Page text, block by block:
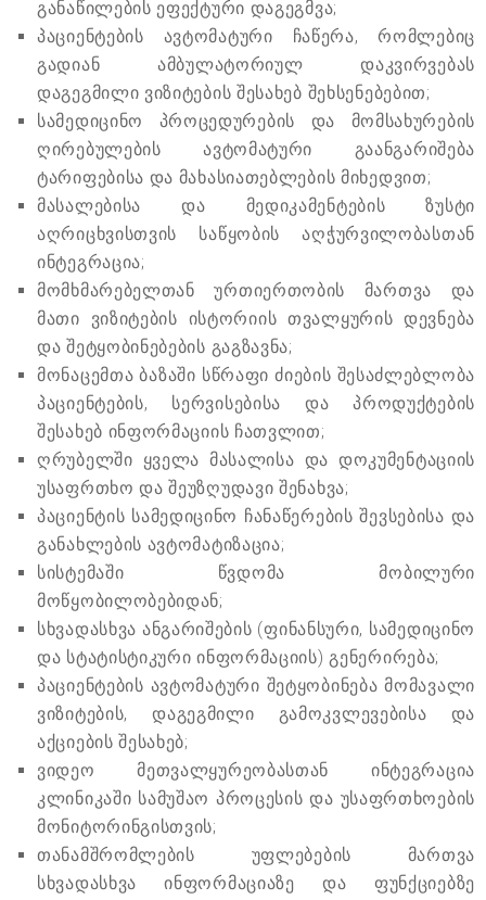
განაწილების ეფექტური დაგეგმვა;
პაციენტების ავტომატური ჩაწერა, რომლებიც
გადიან ამბულატორიულ დაკვირვებას
დაგეგმილი ვიზიტების შესახებ შეხსენებებით;
სამედიცინო პროცედურების და მომსახურების
ღირებულების ავტომატური გაანგარიშება
ტარიფებისა და მახასიათებლების მიხედვით;
მასალებისა და მედიკამენტების ზუსტი
აღრიცხვისთვის საწყობის აღჭურვილობასთან
ინტეგრაცია;
მომხმარებელთან ურთიერთობის მართვა და
მათი ვიზიტების ისტორიის თვალყურის დევნება
და შეტყობინებების გაგზავნა;
მონაცემთა ბაზაში სწრაფი ძიების შესაძლებლობა
პაციენტების, სერვისებისა და პროდუქტების
შესახებ ინფორმაციის ჩათვლით;
ღრუბელში ყველა მასალისა და დოკუმენტაციის
უსაფრთხო და შეუზღუდავი შენახვა;
პაციენტის სამედიცინო ჩანაწერების შევსებისა და
განახლების ავტომატიზაცია;
სისტემაში წვდომა მობილური
მოწყობილობებიდან;
სხვადასხვა ანგარიშების (ფინანსური, სამედიცინო
და სტატისტიკური ინფორმაციის) გენერირება;
პაციენტების ავტომატური შეტყობინება მომავალი
ვიზიტების, დაგეგმილი გამოკვლევებისა და
აქციების შესახებ;
ვიდეო მეთვალყურეობასთან ინტეგრაცია
კლინიკაში სამუშაო პროცესის და უსაფრთხოების
მონიტორინგისთვის;
თანამშრომლების უფლებების მართვა
სხვადასხვა ინფორმაციაზე და ფუნქციებზე